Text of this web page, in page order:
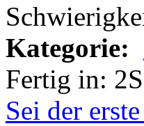
Kategorie:
Fertig in: 2S
Sei der